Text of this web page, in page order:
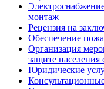
монтаж
Рецензия на
Обеспечение
Организация
защите
Юридические